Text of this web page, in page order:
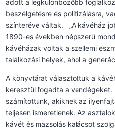
adott a legkülönbözőbb
beszélgetésre és politizálásra,
színterévé váltak. „A kávéház
1890-es években népszerű
kávéházak voltak a szellemi
találkozási helyek, ahol a
A könyvtárat választottuk a
keresztül fogadta a vendégeket.
számítottunk, akiknek az
teljesen ismeretlenek. Az
kávét és mazsolás kalácsot